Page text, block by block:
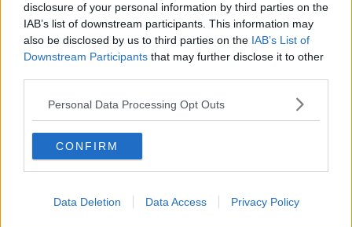
disclosure of your personal information by third parties on the
IAB’s list of downstream participants. This information may
also be disclosed by us to third parties on the IAB’s List of
Downstream Participants that may further disclose it to other
Personal Data Processing Opt Outs
CONFIRM
Data Deletion Data Access Privacy Policy
Covid, 14 nuovi casi nel Fiorentino
L’Infiorata di Fucecchio protagonista a Malta
La Rocca dei Conti Guidi ritorna a splendere
Derby Fiorentina-Empoli, ecco divieti e deviazioni
L'Ue fissa a 10.000 euro il tetto al contante